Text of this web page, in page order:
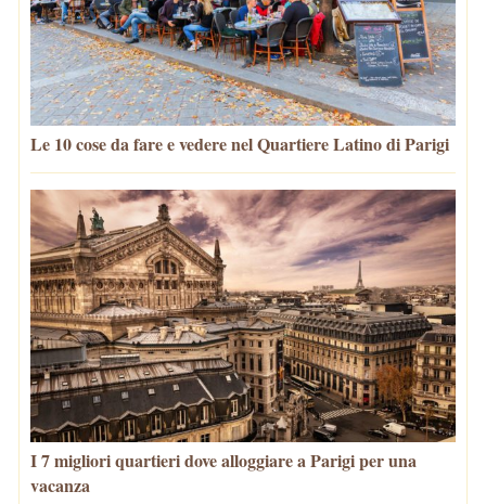
Le 10 cose da fare e vedere nel Quartiere Latino di Parigi
I 7 migliori quartieri dove alloggiare a Parigi per una
vacanza